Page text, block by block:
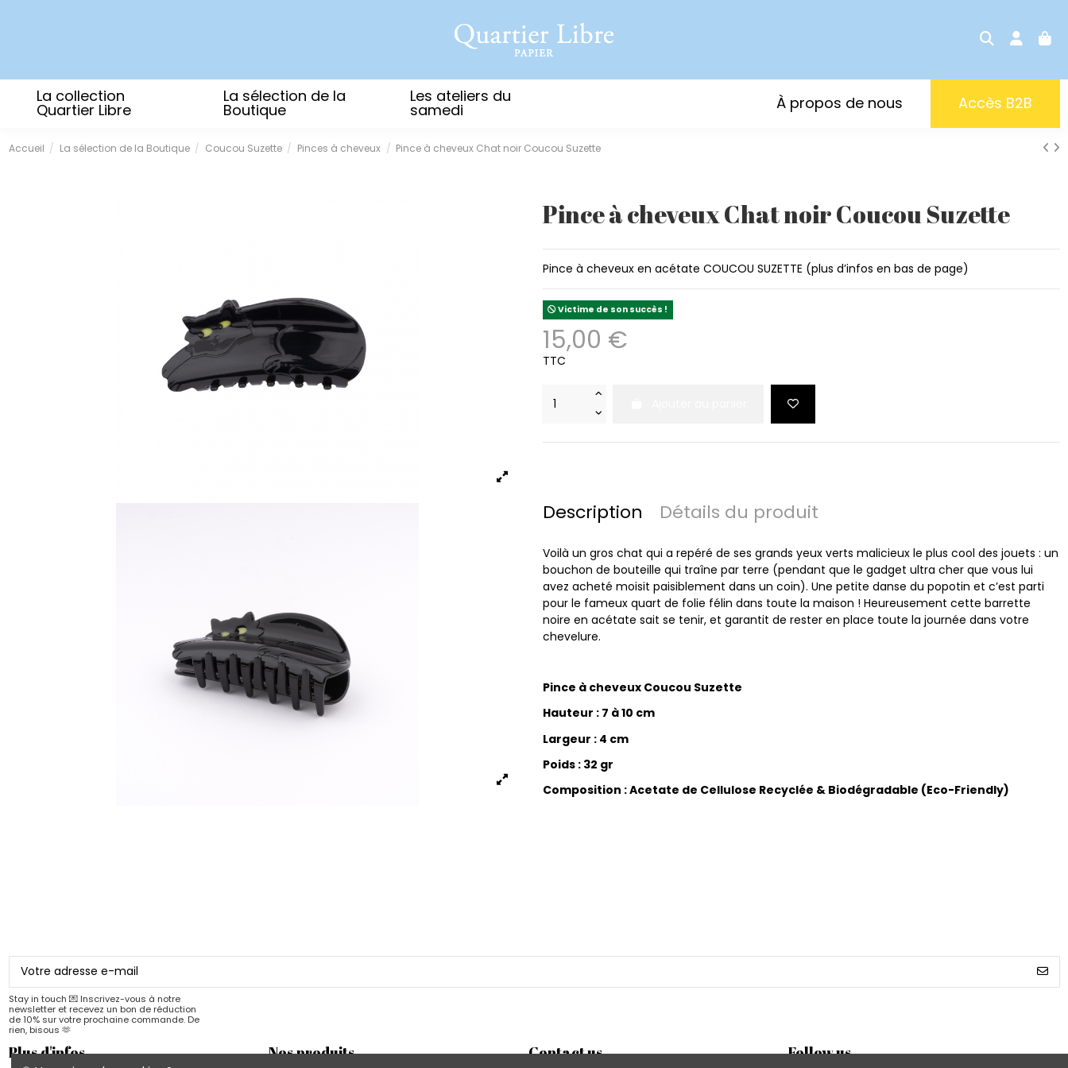
La collection
Quartier Libre
La sélection de la
Boutique
Les ateliers du
samedi Accès B2B
À propos de nous
Accueil La sélection de la Boutique Coucou Suzette Pinces à cheveux Pince à cheveux Chat noir Coucou Suzette
Pince à cheveux Chat noir Coucou Suzette
Pince à cheveux en acétate COUCOU SUZETTE (plus d’infos en bas de page)
Victime de son succès !
15,00 €
TTC
Description Détails du produit
Voilà un gros chat qui a repéré de ses grands yeux verts malicieux le plus cool des jouets : un
bouchon de bouteille qui traîne par terre (pendant que le gadget ultra cher que vous lui
avez acheté moisit paisiblement dans un coin). Une petite danse du popotin et c’est parti
pour le fameux quart de folie félin dans toute la maison ! Heureusement cette barrette
noire en acétate sait se tenir, et garantit de rester en place toute la journée dans votre
chevelure.
Pince à cheveux Coucou Suzette
Hauteur : 7 à 10 cm
Largeur : 4 cm
Poids : 32 gr
Composition : Acetate de Cellulose Recyclée & Biodégradable (Eco-Friendly)
Stay in touch 💌 Inscrivez-vous à notre
newsletter et recevez un bon de réduction
de 10% sur votre prochaine commande. De
rien, bisous 🫶
Plus d'infos Nos produits Contact us Follow us